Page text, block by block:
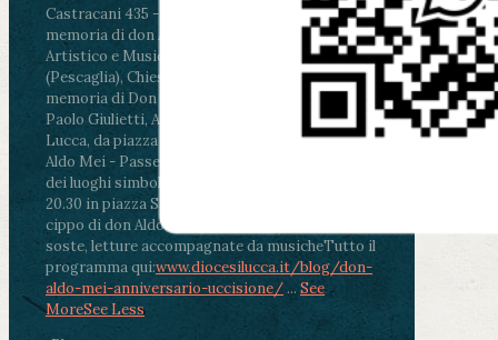
Castracani 435 - Inaugurazione murales in
memoria di don Aldo Mei curato dal Liceo
Artistico e Musicale “Passaglia”
ore 18 - Fiano
(Pescaglia), Chiesa parrocchiale - Messa in
memoria di Don Aldo Mei celebrata da mons.
Paolo Giulietti, Arcivescovo di Lucca
ore 20.30 -
Lucca, da piazza San Michele al Cippo di don
Aldo Mei - Passeggiata della Memoria in alcuni
dei luoghi simbolo della città. Ritrovo alle ore
20.30 in piazza San Michele con conclusione al
cippo di don Aldo Mei (Porta Elisa). Durante le
soste, letture accompagnate da musicheTutto il
programma qui:www.diocesilucca.it/blog/don-
aldo-mei-anniversario-uccisione/... See
MoreSee Less